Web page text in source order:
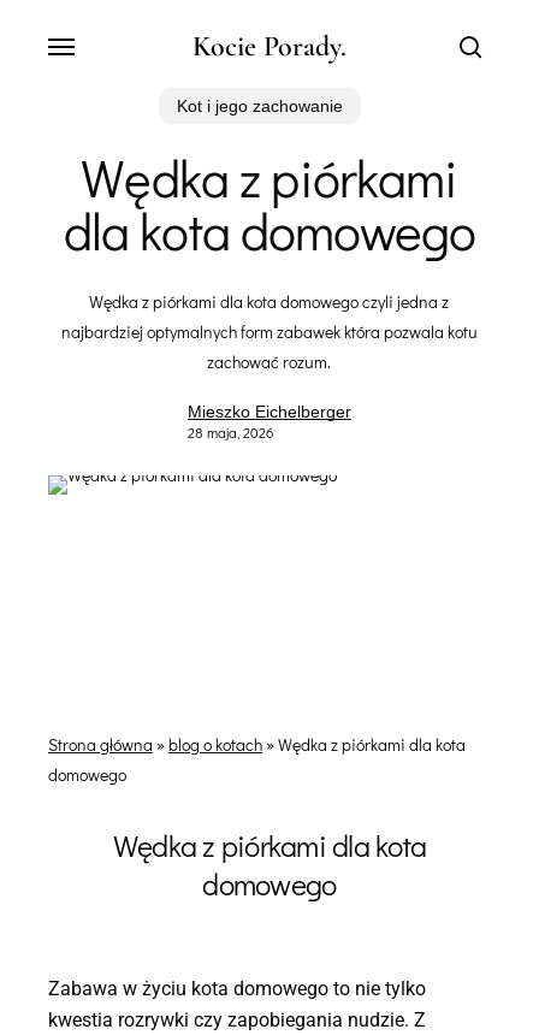
Kocie Porady.
Menu
Kot i jego zachowanie
Wędka z piórkami
dla kota domowego
Wędka z piórkami dla kota domowego czyli jedna z
najbardziej optymalnych form zabawek która pozwala kotu
zachować rozum.
Mieszko Eichelberger
28 maja, 2026
Strona główna »blog o kotach »Wędka z piórkami dla kota
domowego
Wędka z piórkami dla kota
domowego
Zabawa w życiu kota domowego to nie tylko
kwestia rozrywki czy zapobiegania nudzie. Z